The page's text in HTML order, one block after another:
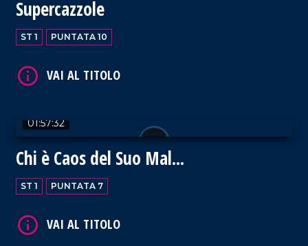
Supercazzole
ST 1 PUNTATA 10
01:57:32
Chi è Caos del Suo Mal...
ST 1 PUNTATA 7